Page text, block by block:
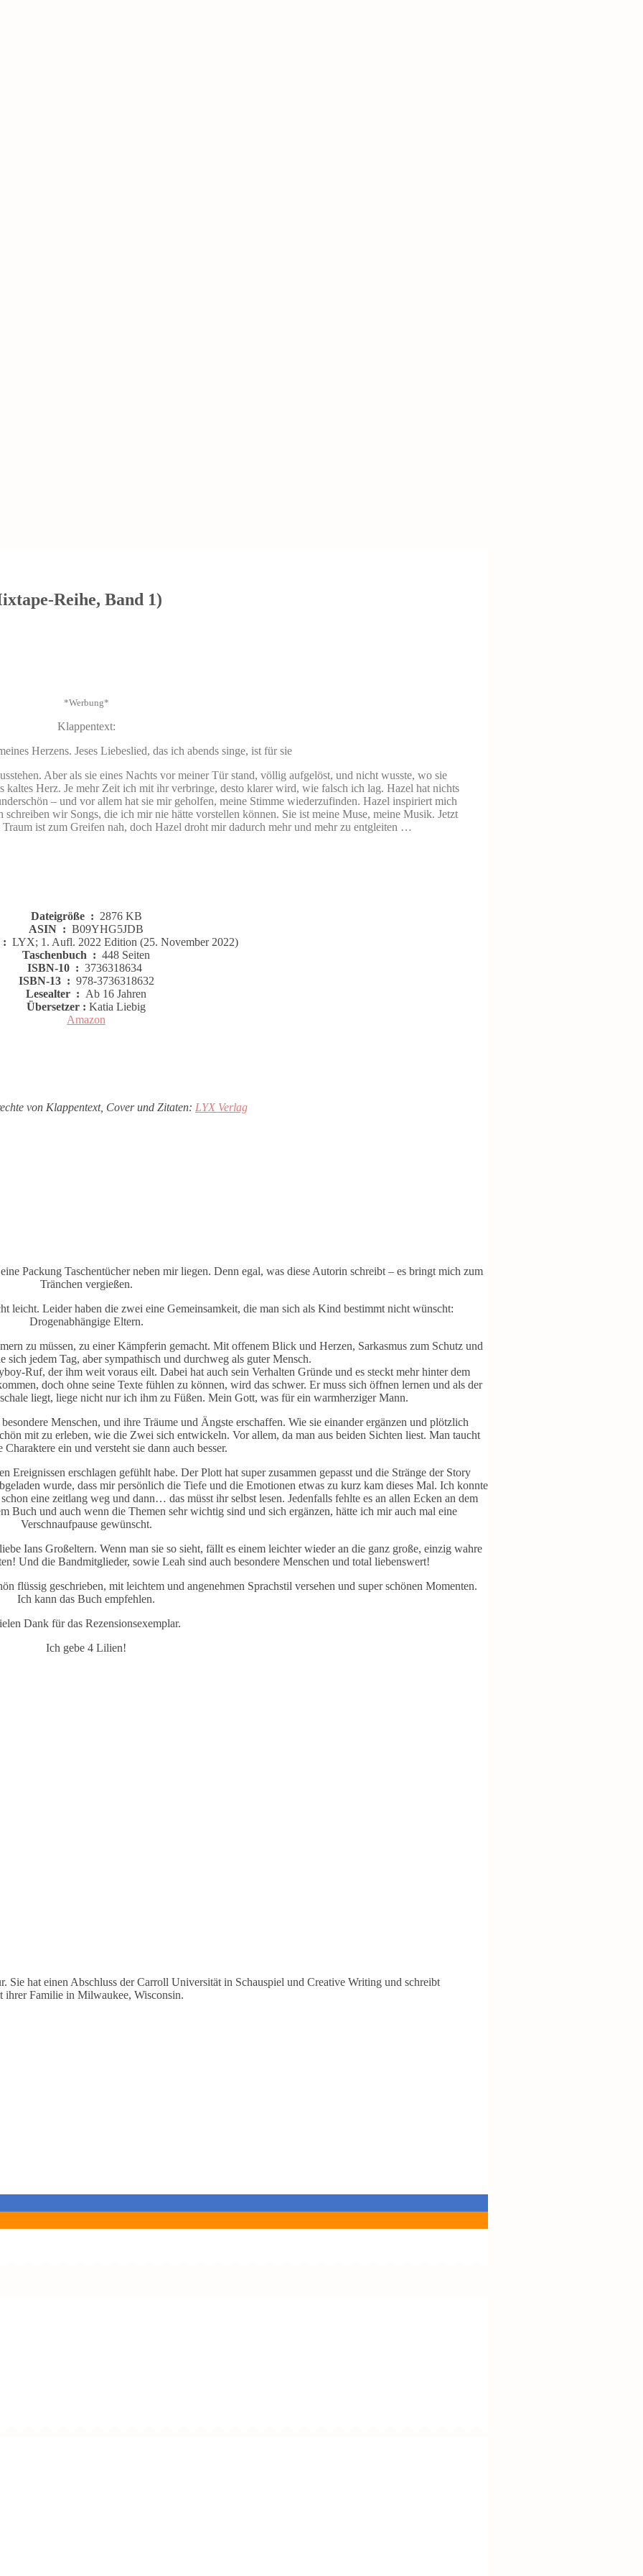
Reihe, Band 1)
*Werbung*
Klappentext:
Herzens. Jeses Liebeslied, das ich abends singe, ist für sie
Aber als sie eines Nachts vor meiner Tür stand, völlig aufgelöst, und nicht wusste, wo sie
Herz. Je mehr Zeit ich mit ihr verbringe, desto klarer wird, wie falsch ich lag. Hazel hat nichts
– und vor allem hat sie mir geholfen, meine Stimme wiederzufinden. Hazel inspiriert mich
wir Songs, die ich mir nie hätte vorstellen können. Sie ist meine Muse, meine Musik. Jetzt
ist zum Greifen nah, doch Hazel droht mir dadurch mehr und mehr zu entgleiten …
Dateigröße ‏ : ‎ 2876 KB
ASIN ‏ : ‎ B09YHG5JDB
Herausgeber ‏ : ‎ LYX; 1. Aufl. 2022 Edition (25. November 2022)
Taschenbuch ‏ : ‎ 448 Seiten
ISBN-10 ‏ : ‎ 3736318634
ISBN-13 ‏ : ‎ 978-3736318632
Lesealter ‏ : ‎ Ab 16 Jahren
Übersetzer : Katia Liebig
Amazon
von Klappentext, Cover und Zitaten: LYX Verlag
Packung Taschentücher neben mir liegen. Denn egal, was diese Autorin schreibt – es bringt mich zum
Tränchen vergießen.
leicht. Leider haben die zwei eine Gemeinsamkeit, die man sich als Kind bestimmt nicht wünscht:
Drogenabhängige Eltern.
zu müssen, zu einer Kämpferin gemacht. Mit offenem Blick und Herzen, Sarkasmus zum Schutz und
sich jedem Tag, aber sympathisch und durchweg als guter Mensch.
Ruf, der ihm weit voraus eilt. Dabei hat auch sein Verhalten Gründe und es steckt mehr hinter dem
doch ohne seine Texte fühlen zu können, wird das schwer. Er muss sich öffnen lernen und als der
liegt, liege nicht nur ich ihm zu Füßen. Mein Gott, was für ein warmherziger Mann.
Menschen, und ihre Träume und Ängste erschaffen. Wie sie einander ergänzen und plötzlich
mit zu erleben, wie die Zwei sich entwickeln. Vor allem, da man aus beiden Sichten liest. Man taucht
ein und versteht sie dann auch besser.
Ereignissen erschlagen gefühlt habe. Der Plott hat super zusammen gepasst und die Stränge der Story
wurde, dass mir persönlich die Tiefe und die Emotionen etwas zu kurz kam dieses Mal. Ich konnte
eine zeitlang weg und dann… das müsst ihr selbst lesen. Jedenfalls fehlte es an allen Ecken an dem
Buch und auch wenn die Themen sehr wichtig sind und sich ergänzen, hätte ich mir auch mal eine
Verschnaufpause gewünscht.
Ians Großeltern. Wenn man sie so sieht, fällt es einem leichter wieder an die ganz große, einzig wahre
Und die Bandmitglieder, sowie Leah sind auch besondere Menschen und total liebenswert!
flüssig geschrieben, mit leichtem und angenehmen Sprachstil versehen und super schönen Momenten.
Ich kann das Buch empfehlen.
Dank für das Rezensionsexemplar.
Ich gebe 4 Lilien!
Sie hat einen Abschluss der Carroll Universität in Schauspiel und Creative Writing und schreibt
ihrer Familie in Milwaukee, Wisconsin.